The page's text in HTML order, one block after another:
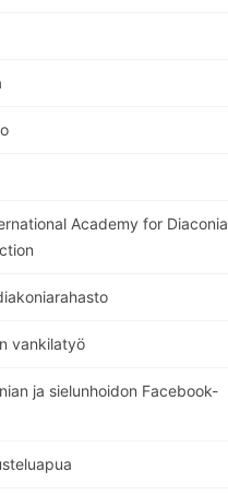
Academy for Diaconia
vankilatyö
ja sielunhoidon Facebook-